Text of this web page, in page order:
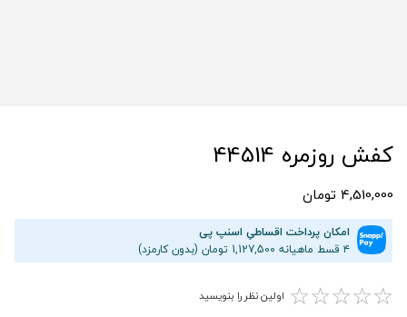
کفش روزمره 44514
4,510,000 تومان
امکان پرداخت اقساطیِ اسنپ پی
۴ قسط ماهیانه 1,127,500 تومان (بدون کارمزد)
☆
☆
☆
☆
☆ اولین نظر را بنویسید